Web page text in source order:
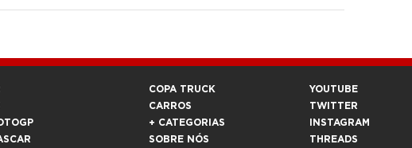
COPA TRUCK
CARROS
+ CATEGORIAS
SOBRE NÓS
YOUTUBE
TWITTER
INSTAGRAM
THREADS